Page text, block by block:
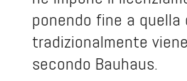
ponendo fine a quella
tradizionalmente
secondo Bauhaus.